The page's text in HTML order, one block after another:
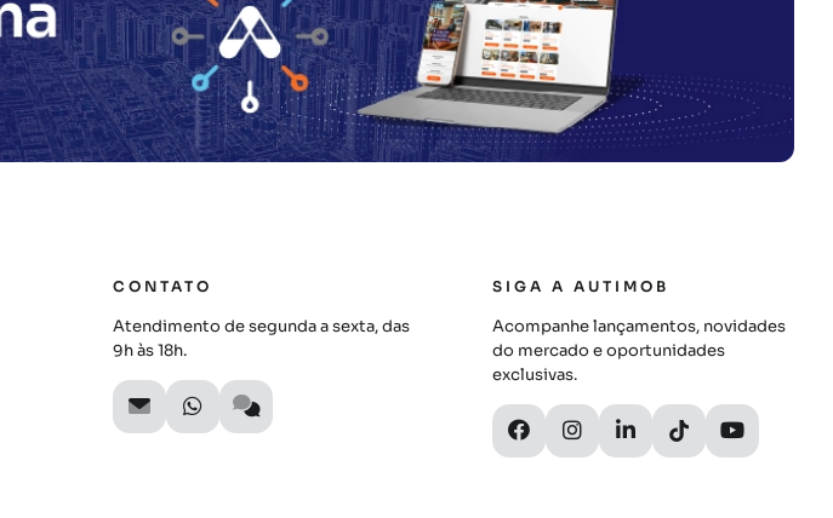
CONTATO
Atendimento de segunda a sexta, das
9h às 18h.
SIGA A AUTIMOB
Acompanhe lançamentos, novidades
do mercado e oportunidades
exclusivas.